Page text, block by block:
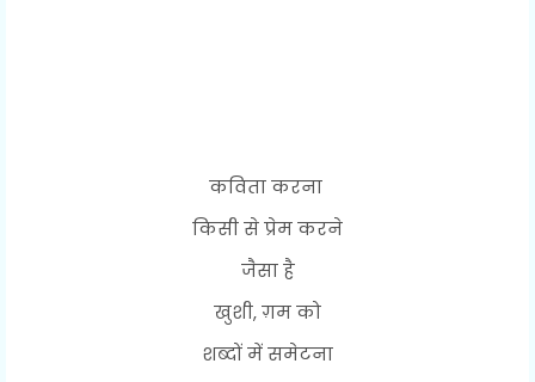
कविता करना
किसी से प्रेम करने
जैसा है
खुशी, ग़म को
शब्दों में समेटना